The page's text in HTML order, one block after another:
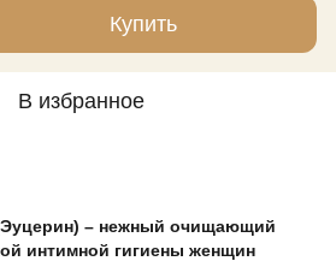
Купить
В избранное
– нежный очищающий
интимной гигиены женщин